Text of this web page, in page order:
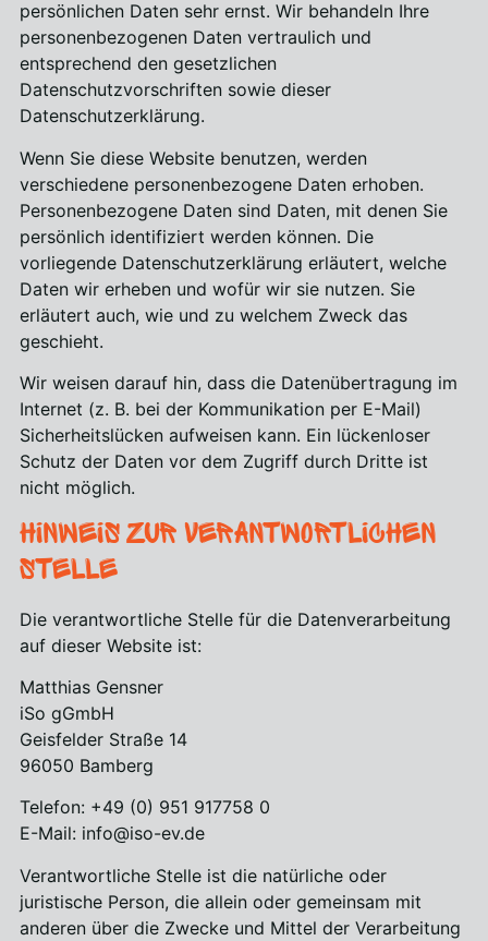
persönlichen Daten sehr ernst. Wir behandeln Ihre
personenbezogenen Daten vertraulich und
entsprechend den gesetzlichen
Datenschutzvorschriften sowie dieser
Datenschutzerklärung.
Wenn Sie diese Website benutzen, werden
verschiedene personenbezogene Daten erhoben.
Personenbezogene Daten sind Daten, mit denen Sie
persönlich identifiziert werden können. Die
vorliegende Datenschutzerklärung erläutert, welche
Daten wir erheben und wofür wir sie nutzen. Sie
erläutert auch, wie und zu welchem Zweck das
geschieht.
Wir weisen darauf hin, dass die Datenübertragung im
Internet (z. B. bei der Kommunikation per E-Mail)
Sicherheitslücken aufweisen kann. Ein lückenloser
Schutz der Daten vor dem Zugriff durch Dritte ist
nicht möglich.
Hinweis zur verantwortlichen
Stelle
Die verantwortliche Stelle für die Datenverarbeitung
auf dieser Website ist:
Matthias Gensner
iSo gGmbH
Geisfelder Straße 14
96050 Bamberg
Telefon: +49 (0) 951 917758 0
E-Mail: info@iso-ev.de
Verantwortliche Stelle ist die natürliche oder
juristische Person, die allein oder gemeinsam mit
anderen über die Zwecke und Mittel der Verarbeitung